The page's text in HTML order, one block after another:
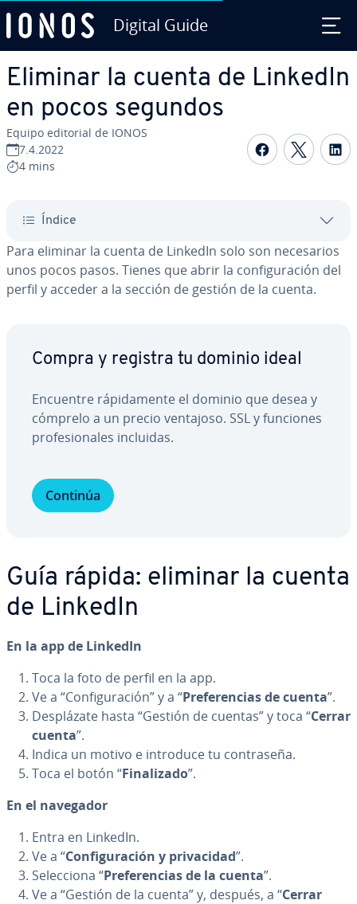
Digital Guide
Eliminar la cuenta de LinkedIn
en pocos segundos
Equipo editorial de IONOS
7.4.2022
4 mins
Compartir
Índice
Para eliminar la cuenta de LinkedIn solo son ne­ce­sa­rios
unos pocos pasos. Tienes que abrir la co­n­fi­gu­ra­ción del
perfil y acceder a la sección de gestión de la cuenta.
Compra y registra tu dominio ideal
Encuentre rá­pi­da­me­n­te el dominio que desea y
cómprelo a un precio ventajoso. SSL y funciones
pro­fe­sio­na­les incluidas.
Continúa
Guía rápida: eliminar la cuenta
de LinkedIn
En la app de LinkedIn
Toca la foto de perfil en la app.
Ve a “Co­n­fi­gu­ra­ción” y a “Pre­fe­re­n­cias de cuenta”.
De­s­plá­za­te hasta “Gestión de cuentas” y toca “Cerrar
cuenta”.
Indica un motivo e introduce tu co­n­tra­se­ña.
Toca el botón “Fi­na­li­za­do”.
En el navegador
Entra en LinkedIn.
Ve a “Co­n­fi­gu­ra­ción y pri­va­ci­dad”.
Se­le­c­cio­na “Pre­fe­re­n­cias de la cuenta”.
Ve a “Gestión de la cuenta” y, después, a “Cerrar